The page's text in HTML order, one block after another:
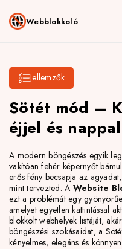
Webblokkoló
Jellemzők
Sötét mód –
éjjel és nappal
A modern böngészés egyik
vakítóan fehér képernyőt
erős fény becsapja az
mint tervezted. A Website
ezt a problémát egy
amelyet egyetlen kattintással
blokkolt webhelyek listáját,
böngészési szokásaidat, a
kényelmes, elegáns és